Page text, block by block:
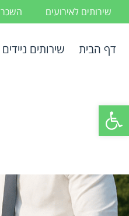
פתח סרגל נגישות
שירותים לאירועים
דף הבית שירותים ניידים